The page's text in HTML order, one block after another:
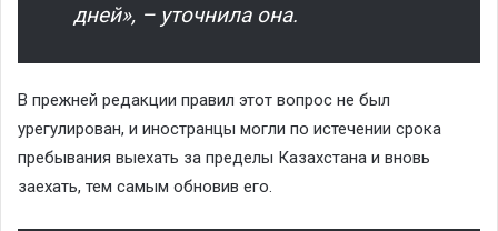
дней», – уточнила она.
В прежней редакции правил этот вопрос не был
урегулирован, и иностранцы могли по истечении срока
пребывания выехать за пределы Казахстана и вновь
заехать, тем самым обновив его.